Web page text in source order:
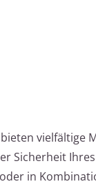
vielfältige
Sicherheit
in